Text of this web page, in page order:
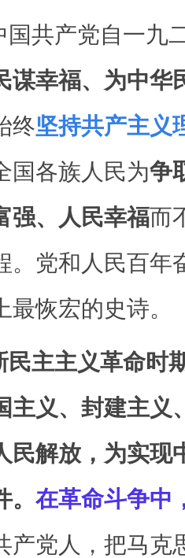
国共产党自一九
谋幸福、为中华
终坚持共产主义
国各族人民为争
强、人民幸福而
。党和人民百年
恢宏的史诗。
民主主义革命时
主义、封建主义
民解放，为实现
在革命斗争中
产党人，把马克